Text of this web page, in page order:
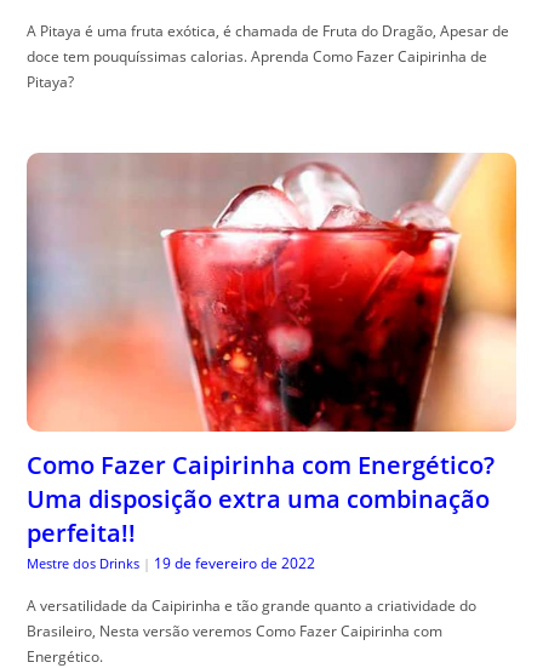
A Pitaya é uma fruta exótica, é chamada de Fruta do Dragão, Apesar de
doce tem pouquíssimas calorias. Aprenda Como Fazer Caipirinha de
Pitaya?
Como Fazer Caipirinha com Energético?
Uma disposição extra uma combinação
perfeita!!
Mestre dos Drinks | 19 de fevereiro de 2022
A versatilidade da Caipirinha e tão grande quanto a criatividade do
Brasileiro, Nesta versão veremos Como Fazer Caipirinha com
Energético.